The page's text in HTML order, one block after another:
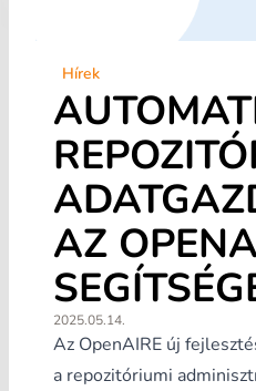
Hírek
AZ
2025.05.14.
Az OpenAIRE új
a repozitóriumi